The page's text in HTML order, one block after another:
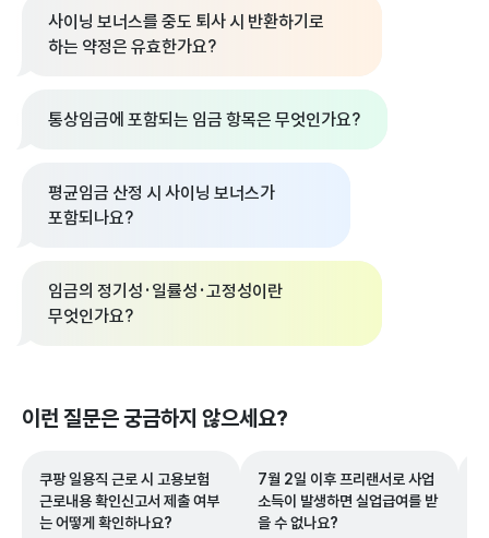
사이닝 보너스를 중도 퇴사 시 반환하기로
하는 약정은 유효한가요?
통상임금에 포함되는 임금 항목은 무엇인가요?
평균임금 산정 시 사이닝 보너스가
포함되나요?
임금의 정기성·일률성·고정성이란
무엇인가요?
이런 질문은 궁금하지 않으세요?
쿠팡 일용직 근로 시 고용보험
근로내용 확인신고서 제출 여부
는 어떻게 확인하나요?
7월 2일 이후 프리랜서로 사업
소득이 발생하면 실업급여를 받
을 수 없나요?